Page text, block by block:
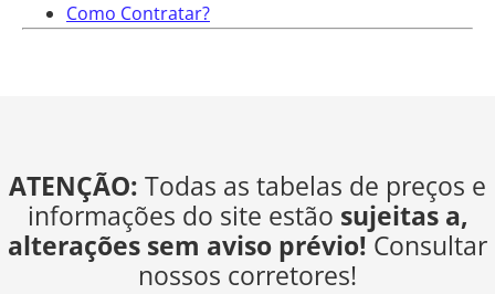
Como Contratar?
ATENÇÃO: Todas as tabelas de preços e
informações do site estão sujeitas a,
alterações sem aviso prévio! Consultar
nossos corretores!